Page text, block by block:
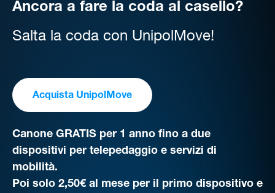
Ancora a fare la coda al casello?
Salta la coda con UnipolMove!
Acquista UnipolMove
Canone GRATIS per 1 anno fino a due
dispositivi per telepedaggio e servizi di
mobilità.
Poi solo 2,50€ al mese per il primo dispositivo e